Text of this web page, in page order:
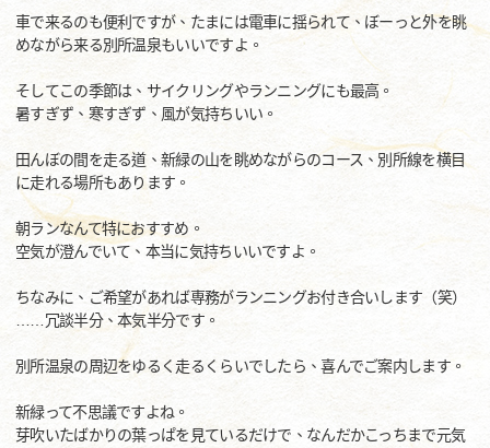
車で来るのも便利ですが、たまには電車に揺られて、ぼーっと外を眺
めながら来る別所温泉もいいですよ。
そしてこの季節は、サイクリングやランニングにも最高。
暑すぎず、寒すぎず、風が気持ちいい。
田んぼの間を走る道、新緑の山を眺めながらのコース、別所線を横目
に走れる場所もあります。
朝ランなんて特におすすめ。
空気が澄んでいて、本当に気持ちいいですよ。
ちなみに、ご希望があれば専務がランニングお付き合いします（笑）
……冗談半分、本気半分です。
別所温泉の周辺をゆるく走るくらいでしたら、喜んでご案内します。
新緑って不思議ですよね。
芽吹いたばかりの葉っぱを見ているだけで、なんだかこっちまで元気